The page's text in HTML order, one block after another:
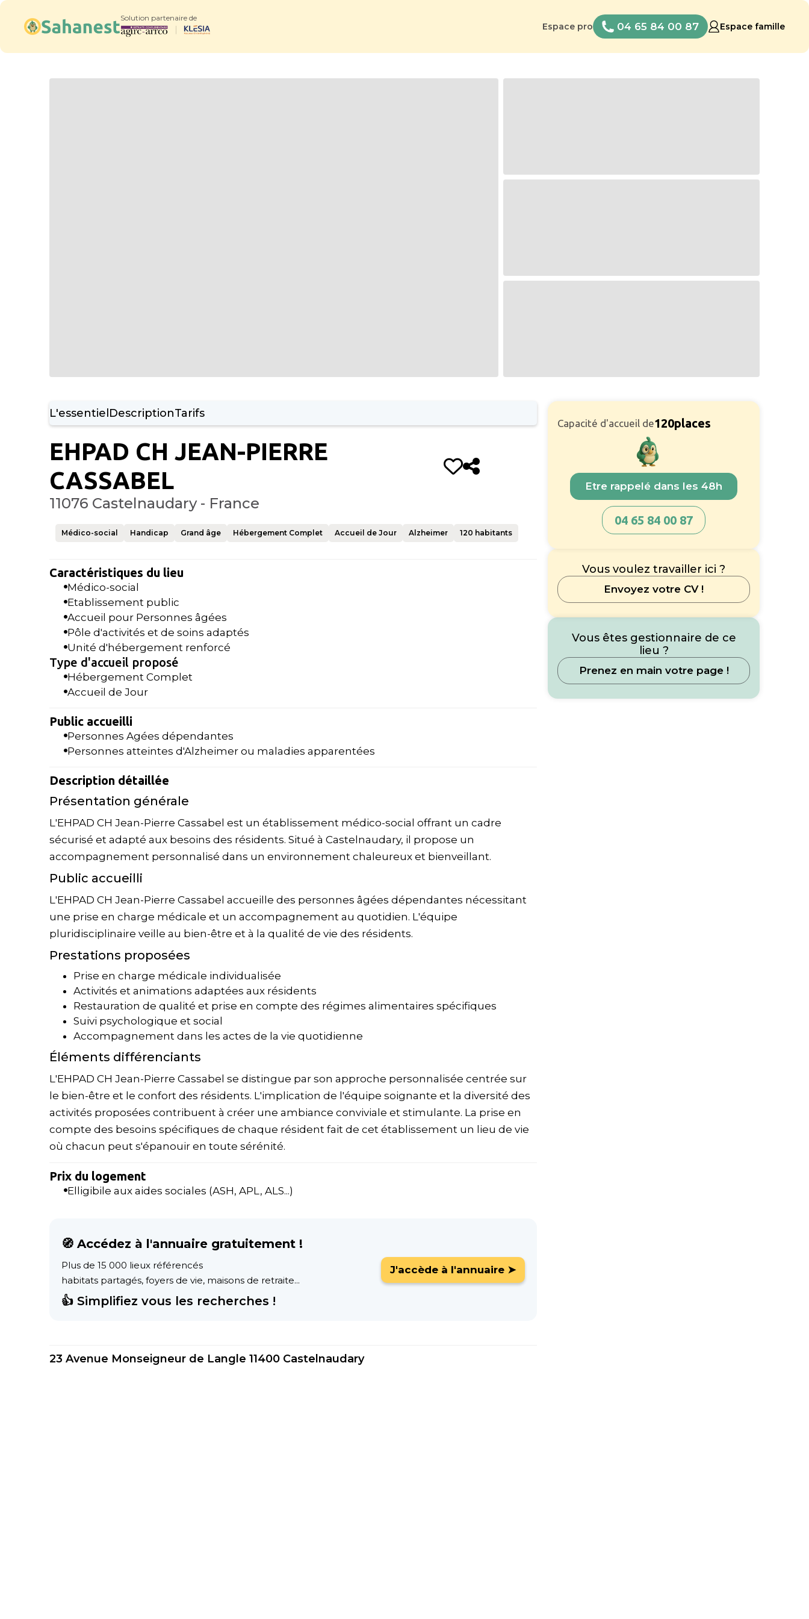
Solution partenaire de
Espace pro 04 65 84 00 87 Espace famille
L'essentielDescriptionTarifs
EHPAD CH JEAN-PIERRE
CASSABEL
11076 Castelnaudary - France
Médico-social Handicap Grand âge Hébergement Complet Accueil de Jour Alzheimer 120 habitants
Caractéristiques du lieu
Médico-social
Etablissement public
Accueil pour Personnes âgées
Pôle d'activités et de soins adaptés
Unité d'hébergement renforcé
Type d'accueil proposé
Hébergement Complet
Accueil de Jour
Public accueilli
Personnes Agées dépendantes
Personnes atteintes d'Alzheimer ou maladies apparentées
Description détaillée
Présentation générale
L'EHPAD CH Jean-Pierre Cassabel est un établissement médico-social offrant un cadre
sécurisé et adapté aux besoins des résidents. Situé à Castelnaudary, il propose un
accompagnement personnalisé dans un environnement chaleureux et bienveillant.
Public accueilli
L'EHPAD CH Jean-Pierre Cassabel accueille des personnes âgées dépendantes nécessitant
une prise en charge médicale et un accompagnement au quotidien. L'équipe
pluridisciplinaire veille au bien-être et à la qualité de vie des résidents.
Prestations proposées
Prise en charge médicale individualisée
Activités et animations adaptées aux résidents
Restauration de qualité et prise en compte des régimes alimentaires spécifiques
Suivi psychologique et social
Accompagnement dans les actes de la vie quotidienne
Éléments différenciants
L'EHPAD CH Jean-Pierre Cassabel se distingue par son approche personnalisée centrée sur
le bien-être et le confort des résidents. L'implication de l'équipe soignante et la diversité des
activités proposées contribuent à créer une ambiance conviviale et stimulante. La prise en
compte des besoins spécifiques de chaque résident fait de cet établissement un lieu de vie
où chacun peut s'épanouir en toute sérénité.
Prix du logement
Elligibile aux aides sociales (ASH, APL, ALS...)
🧭 Accédez à l'annuaire gratuitement !
Plus de 15 000 lieux référencés
habitats partagés, foyers de vie, maisons de retraite...
👍 Simplifiez vous les recherches !
J'accède à l'annuaire ➤
23 Avenue Monseigneur de Langle 11400 Castelnaudary
Capacité d'accueil de120places
Etre rappelé dans les 48h
04 65 84 00 87
Vous voulez travailler ici ?
Envoyez votre CV !
Vous êtes gestionnaire de ce
lieu ?
Prenez en main votre page !